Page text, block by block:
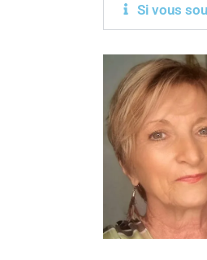
Si vous